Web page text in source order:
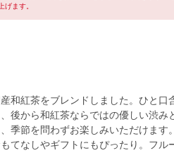
げます。
和紅茶をブレンドしました。ひと口
後から和紅茶ならではの優しい渋み
季節を問わずお楽しみいただけます
てなしやギフトにもぴったり。フル